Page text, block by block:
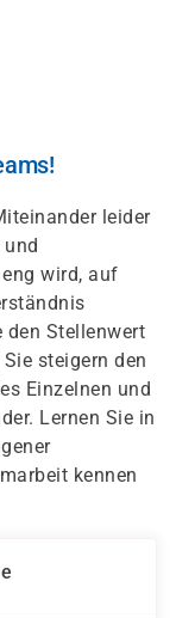
leider
wird, auf
den Stellenwert
steigern den
Einzelnen und
Lernen Sie in
kennen